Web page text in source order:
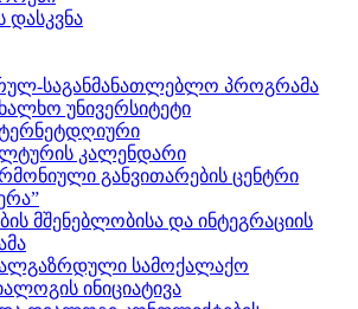
დასკვნა
საგანმანათლებლო პროგრამა
უნივერსიტეტი
კალენდარი
განვითარების ცენტრი
მშენებლობისა და ინტეგრაციის
სამოქალაქო
ინიციატივა